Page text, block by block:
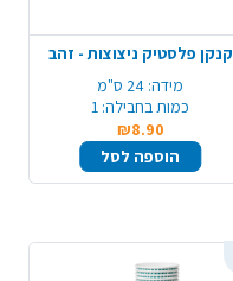
קנקן פלסטיק ניצוצות - זהב
מידה: 24 ס"מ
כמות בחבילה: 1
₪8.90
הוספה לסל